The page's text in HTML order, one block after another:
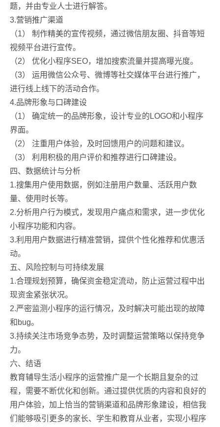
题，并由专业人士进行解答。
3.营销推广渠道
（1） 制作精美的宣传视频，通过微信朋友圈、抖音等短
视频平台进行宣传。
（2） 优化小程序SEO，增加搜索流量并提高曝光度。
（3） 运用微信公众号、微博等社交媒体平台进行推广，
进行线上线下的活动合作。
4.品牌形象与口碑建设
（1） 确定统一的品牌形象，设计专业的LOGO和小程序
界面。
（2） 注重用户体验，及时回馈用户的问题和建议。
（3） 利用积极的用户评价和推荐进行口碑建设。
四、数据统计与分析
1.搜集用户使用数据，例如注册用户数量、活跃用户数
量、使用时长等。
2.分析用户行为模式，发现用户痛点和需求，进一步优化
小程序功能和内容。
3.利用用户数据进行精准营销，提供个性化推荐和优惠活
动。
五、风险控制与可持续发展
1.合理规划预算，确保资金稳定流动，防止运营过程中出
现资金紧张状况。
2.严密监测小程序的运行情况，及时解决可能出现的故障
和bug。
3.持续关注市场竞争态势，及时调整运营策略以保持竞争
力。
六、结语
教育辅导生活小程序的运营推广是一个长期且复杂的过
程，需要不断优化和创新。通过提供优质的内容和良好的
用户体验，加上恰当的营销渠道和品牌形象建设，相信我
们能够吸引更多的家长、学生和教育从业者，实现小程序